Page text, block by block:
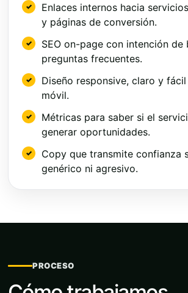
Enlaces internos hacia
y páginas de conversión.
SEO on-page con intención de
preguntas frecuentes.
Diseño responsive, claro y
móvil.
Métricas para saber si el
generar oportunidades.
Copy que transmite confianza
genérico ni agresivo.
PROCESO